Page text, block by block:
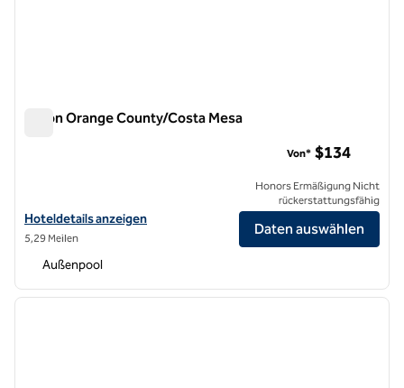
Hilton Orange County/Costa Mesa
Hoteldetails für Hilton Orange County/Costa Mesa anzeigen
Hoteldetails anzeigen
5,29 Meilen
Von* $134
Honors Ermäßigung Nicht
rückerstattungsfähig
Daten auswählen
Außenpool
1 von 12